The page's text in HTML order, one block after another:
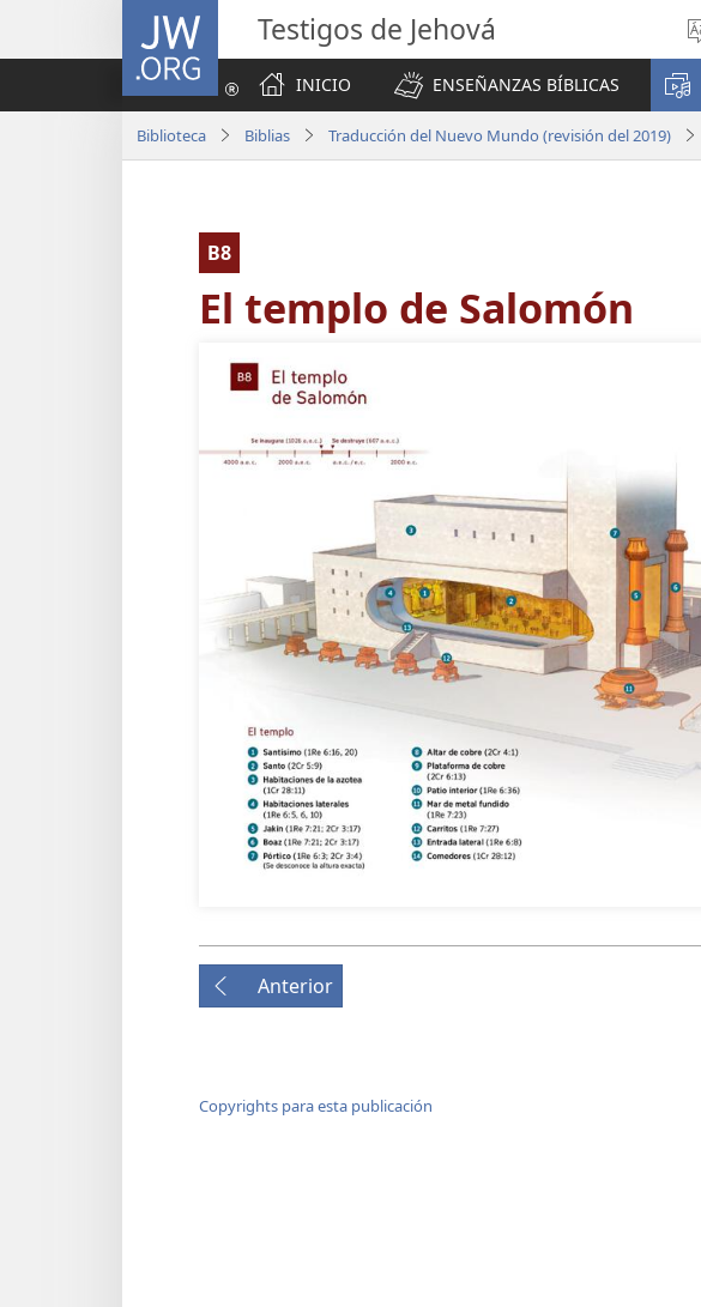
JW.ORG Testigos de Jehová
INICIO
ENSEÑANZAS BÍBLICAS
Biblioteca Biblias Traducción del Nuevo Mundo (revisión del 2019)
B8
El templo de Salomón
Anterior
Copyrights para esta publicación